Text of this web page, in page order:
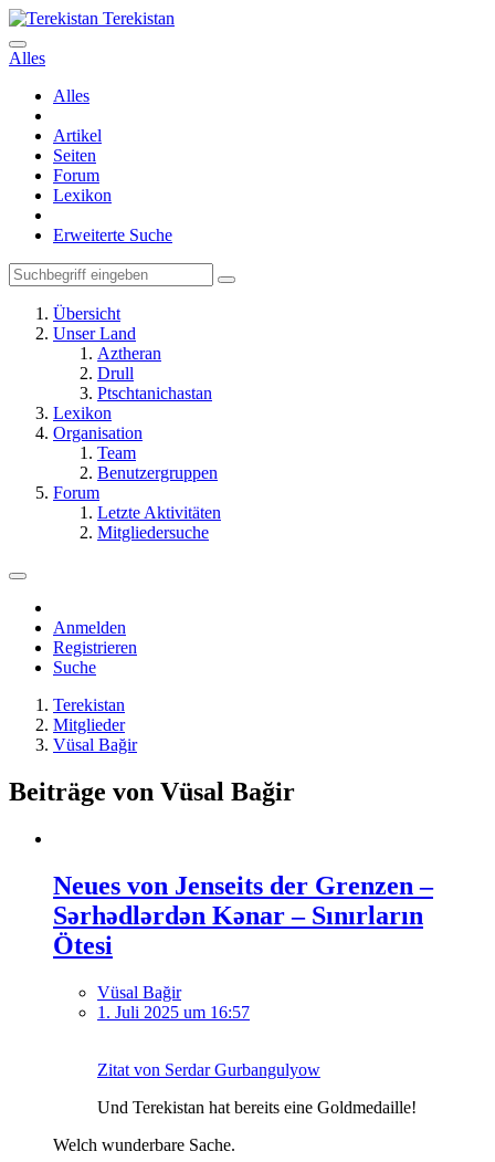
Terekistan
Alles
Alles
Artikel
Seiten
Forum
Lexikon
Erweiterte Suche
Übersicht
Unser Land
Aztheran
Drull
Ptschtanichastan
Lexikon
Organisation
Team
Benutzergruppen
Forum
Letzte Aktivitäten
Mitgliedersuche
Anmelden
Registrieren
Suche
Terekistan
Mitglieder
Vüsal Bağir
Beiträge von Vüsal Bağir
Neues von Jenseits der Grenzen –
Sərhədlərdən Kənar – Sınırların
Ötesi
Vüsal Bağir
1. Juli 2025 um 16:57
Zitat von Serdar Gurbangulyow
Und Terekistan hat bereits eine Goldmedaille!
Welch wunderbare Sache.